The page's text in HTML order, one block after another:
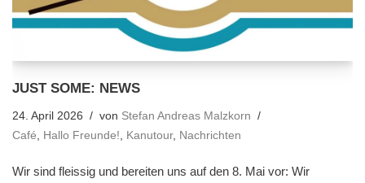
JUST SOME: NEWS
24. April 2026 von Stefan Andreas Malzkorn
Café, Hallo Freunde!, Kanutour, Nachrichten
Wir sind fleissig und bereiten uns auf den 8. Mai vor: Wir